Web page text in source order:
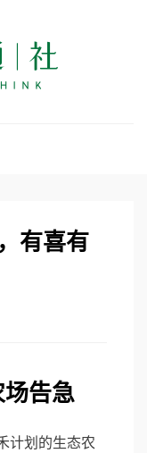
有喜有
告急
计划的生态农